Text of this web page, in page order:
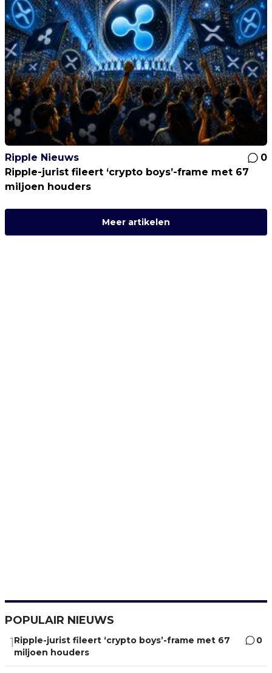
Ripple Nieuws
0
Ripple-jurist fileert ‘crypto boys’-frame met 67
miljoen houders
Meer artikelen
POPULAIR NIEUWS
1Ripple-jurist fileert ‘crypto boys’-frame met 67
miljoen houders
0